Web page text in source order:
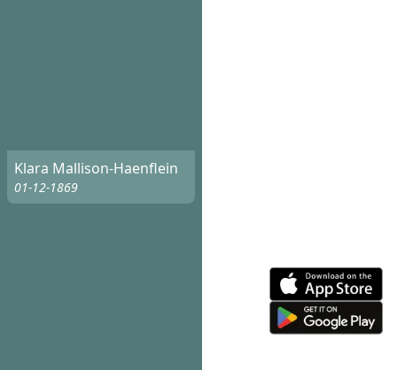
Klara Mallison-Haenflein
01-12-1869